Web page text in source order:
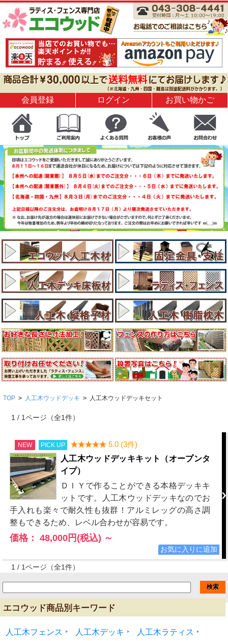
会員登録 ログイン お買い物かご
TOP > 人工木ウッドデッキ > 人工木ウッドデッキセット
1 / 1ページ （全1件）
NEW PICK UP
5.0 (3件)
人工木ウッドデッキキット（オープンタ
イプ）
ＤＩＹで作ることができる本格デッキキ
ットです。人工木ウッドデッキなのでお
手入れも楽々で耐久性も抜群！アルミレッグの高さ調
整もできるため、レベル合わせが容易です。
価格： 48,000円(税込) ～
1 / 1ページ （全1件）
エコウッド商品別キーワード
人工木フェンス 人工木デッキ 人工木ラティス